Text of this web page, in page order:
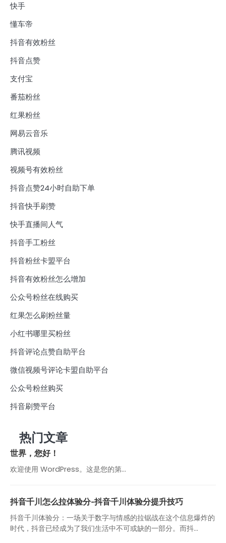
快手
懂车帝
抖音有效粉丝
抖音点赞
支付宝
番茄粉丝
红果粉丝
网易云音乐
腾讯视频
视频号有效粉丝
抖音点赞24小时自助下单
抖音快手刷赞
快手直播间人气
抖音手工粉丝
抖音粉丝卡盟平台
抖音有效粉丝怎么增加
公众号粉丝在线购买
红果怎么刷粉丝量
小红书哪里买粉丝
抖音评论点赞自助平台
微信视频号评论卡盟自助平台
公众号粉丝购买
抖音刷赞平台
热门文章
世界，您好！
欢迎使用 WordPress。这是您的第…
抖音千川怎么拉体验分-抖音千川体验分提升技巧
抖音千川体验分：一场关于数字与情感的拉锯战在这个信息爆炸的
时代，抖音已经成为了我们生活中不可或缺的一部分。而抖...